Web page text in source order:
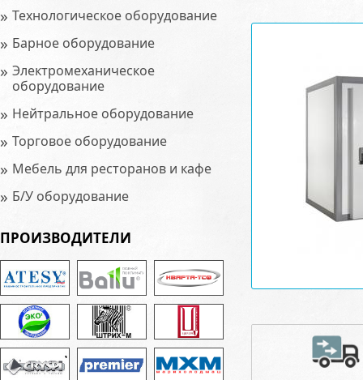
» Технологическое оборудование
» Барное оборудование
» Электромеханическое
оборудование
» Нейтральное оборудование
» Торговое оборудование
» Мебель для ресторанов и кафе
» Б/У оборудование
ПРОИЗВОДИТЕЛИ